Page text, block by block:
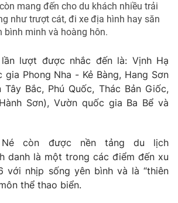
mang đến cho du khách nhiều trải
như trượt cát, đi xe địa hình hay săn
bình minh và hoàng hôn.
lượt được nhắc đến là: Vịnh Hạ
gia Phong Nha - Kẻ Bàng, Hang Sơn
Bắc, Phú Quốc, Thác Bản Giốc,
Sơn), Vườn quốc gia Ba Bể và
còn được nền tảng du lịch
danh là một trong các điểm đến xu
với nhịp sống yên bình và là “thiên
thể thao biển.